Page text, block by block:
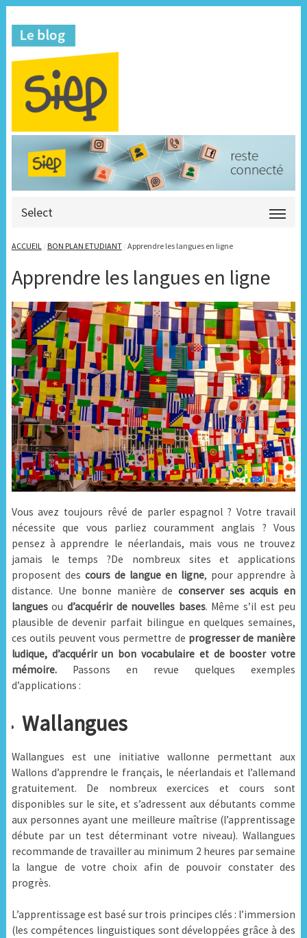
Select
ACCUEIL / BON PLAN ETUDIANT /Apprendre les langues en ligne
Apprendre les langues en ligne
Vous avez toujours rêvé de parler espagnol ? Votre travail
nécessite que vous parliez couramment anglais ? Vous
pensez à apprendre le néerlandais, mais vous ne trouvez
jamais le temps ?De nombreux sites et applications
proposent des cours de langue en ligne, pour apprendre à
distance. Une bonne manière de conserver ses acquis en
languesoud’acquérir de nouvelles bases. Même s’il est peu
plausible de devenir parfait bilingue en quelques semaines,
ces outils peuvent vous permettre de progresser de manière
ludique, d’acquérir un bon vocabulaire et de booster votre
mémoire.Passons en revue quelques exemples
d’applications :
Wallangues
Wallangues est une initiative wallonne permettant aux
Wallons d’apprendre le français, le néerlandais et l’allemand
gratuitement. De nombreux exercices et cours sont
disponibles sur le site, et s’adressent aux débutants comme
aux personnes ayant une meilleure maîtrise (l’apprentissage
débute par un test déterminant votre niveau). Wallangues
recommande de travailler au minimum 2 heures par semaine
la langue de votre choix afin de pouvoir constater des
progrès.
L’apprentissage est basé sur trois principes clés : l’immersion
(les compétences linguistiques sont développées grâce à des